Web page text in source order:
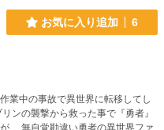
お気に入り追加 6
業中の事故で異世界に転移してし
ンの襲撃から救った事で『勇者』
界ファ